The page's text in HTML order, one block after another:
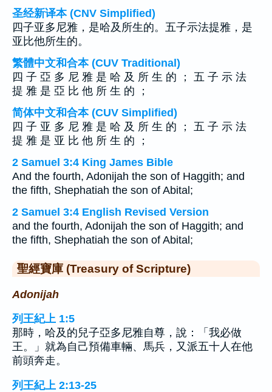
圣经新译本 (CNV Simplified)
四子亚多尼雅，是哈及所生的。五子示法提雅，是
亚比他所生的。
繁體中文和合本 (CUV Traditional)
四 子 亞 多 尼 雅 是 哈 及 所 生 的 ； 五 子 示 法
提 雅 是 亞 比 他 所 生 的 ；
简体中文和合本 (CUV Simplified)
四 子 亚 多 尼 雅 是 哈 及 所 生 的 ； 五 子 示 法
提 雅 是 亚 比 他 所 生 的 ；
2 Samuel 3:4 King James Bible
And the fourth, Adonijah the son of Haggith; and
the fifth, Shephatiah the son of Abital;
2 Samuel 3:4 English Revised Version
and the fourth, Adonijah the son of Haggith; and
the fifth, Shephatiah the son of Abital;
聖經寶庫 (Treasury of Scripture)
Adonijah
列王紀上 1:5
那時，哈及的兒子亞多尼雅自尊，說：「我必做
王。」就為自己預備車輛、馬兵，又派五十人在他
前頭奔走。
列王紀上 2:13-25